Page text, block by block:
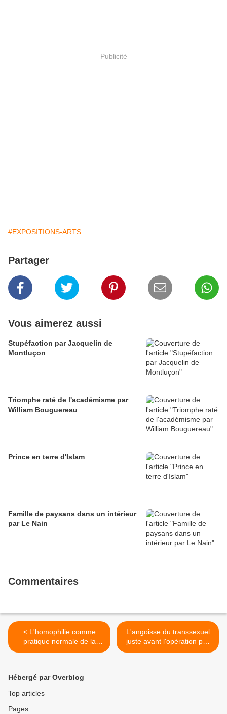
Publicité
#EXPOSITIONS-ARTS
Partager
Vous aimerez aussi
Stupéfaction par Jacquelin de
Montluçon
Triomphe raté de l'académisme par
William Bouguereau
Prince en terre d'Islam
Famille de paysans dans un intérieur
par Le Nain
Commentaires
< L'homophilie comme
pratique normale de la
sexualité humaine et
L'angoisse du transsexuel
juste avant l'opération par
Jean Genet >
Hébergé par Overblog
Top articles
Pages